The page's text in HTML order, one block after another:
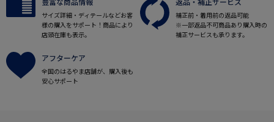
サイズ詳細・ディテールなどお客
様の購入をサポート！商品により
店頭在庫も表示。
補正前・着用前の返品可能
※一部返品不可商品あり購入時の
補正サービスも承ります。
アフターケア
全国のはるやま店舗が、購入後も
安心サポート